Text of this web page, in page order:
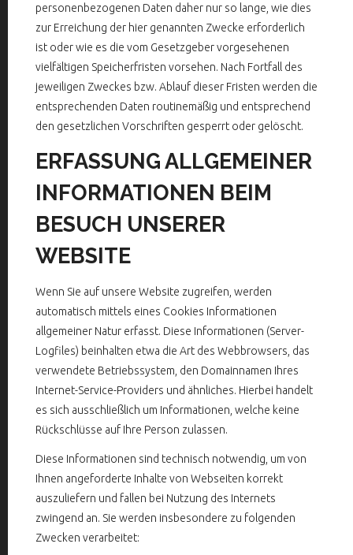
personenbezogenen Daten daher nur so lange, wie dies
zur Erreichung der hier genannten Zwecke erforderlich
ist oder wie es die vom Gesetzgeber vorgesehenen
vielfältigen Speicherfristen vorsehen. Nach Fortfall des
jeweiligen Zweckes bzw. Ablauf dieser Fristen werden die
entsprechenden Daten routinemäßig und entsprechend
den gesetzlichen Vorschriften gesperrt oder gelöscht.
ERFASSUNG ALLGEMEINER
INFORMATIONEN BEIM
BESUCH UNSERER
WEBSITE
Wenn Sie auf unsere Website zugreifen, werden
automatisch mittels eines Cookies Informationen
allgemeiner Natur erfasst. Diese Informationen (Server-
Logfiles) beinhalten etwa die Art des Webbrowsers, das
verwendete Betriebssystem, den Domainnamen Ihres
Internet-Service-Providers und ähnliches. Hierbei handelt
es sich ausschließlich um Informationen, welche keine
Rückschlüsse auf Ihre Person zulassen.
Diese Informationen sind technisch notwendig, um von
Ihnen angeforderte Inhalte von Webseiten korrekt
auszuliefern und fallen bei Nutzung des Internets
zwingend an. Sie werden insbesondere zu folgenden
Zwecken verarbeitet: